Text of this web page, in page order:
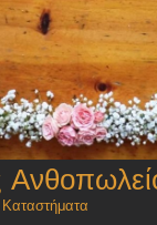
Καταστήματα